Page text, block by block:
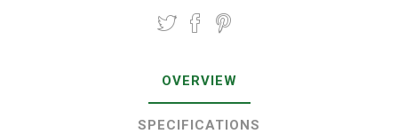
OVERVIEW
SPECIFICATIONS